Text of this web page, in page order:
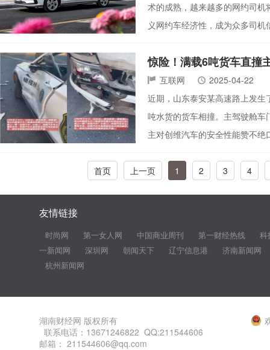
术的成熟，越来越多的网约司机
义网约车经济性，成为众多司
惊险！满载6吨货车直撞
互联网
2025-04-22
近期，山东泰安某高速路上发
吨水货的货车相撞。主驾驶舱
主对创维汽车的安全性能赞不
首页 上一页 1 2 3 4
友情链接
时尚网 第一女人网 中国商业周刊 第一财经热线
科
一新闻网
深圳网 朝闻天下 辽宁信息港
济南新闻网
杭州新闻网
湖南财经网 版权所有
联系电话：13671246822 QQ:211544606
邮箱： 211544606@qq.com